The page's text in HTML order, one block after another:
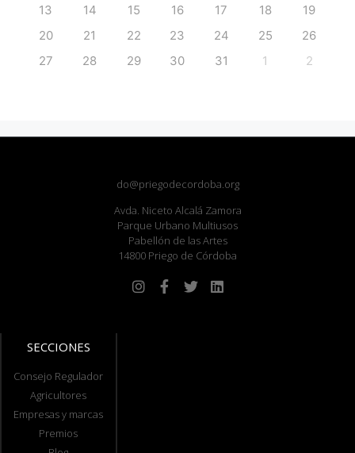
13
14 15 16 17 18
19
20
21 22 23 24 25
26
27
28 29 30 31 1 2
do@priegodecordoba.org
Avda. Niceto Alcalá Zamora
Parque Urbano Multiusos
Pabellón de las Artes
14800 Priego de Córdoba
SECCIONES
Consejo Regulador
Agricultores
Empresas y marcas
Premios